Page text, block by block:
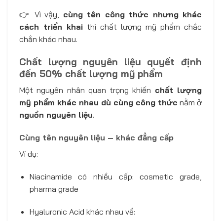
👉 Vì vậy, cùng tên công thức nhưng khác
cách triển khai thì chất lượng mỹ phẩm chắc
chắn khác nhau.
Chất lượng nguyên liệu quyết định
đến 50% chất lượng mỹ phẩm
Một nguyên nhân quan trọng khiến chất lượng
mỹ phẩm khác nhau dù cùng công thức nằm ở
nguồn nguyên liệu.
Cùng tên nguyên liệu – khác đẳng cấp
Ví dụ:
Niacinamide có nhiều cấp: cosmetic grade,
pharma grade
Hyaluronic Acid khác nhau về: